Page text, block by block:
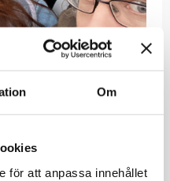
Om
för att anpassa innehållet